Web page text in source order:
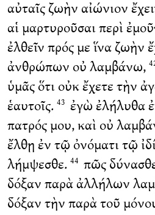
αὐταῖς ζωὴν αἰώνιον
αἱ μαρτυροῦσαι περὶ ἐμοῦ·
ἐλθεῖν πρός με ἵνα ζωὴν
ἀνθρώπων οὐ λαμβάνω,
ὑμᾶς ὅτι οὐκ ἔχετε τὴν
ἑαυτοῖς. 43 ἐγὼ ἐλήλυθα
πατρός μου, καὶ οὐ
ἔλθῃ ἐν τῷ ὀνόματι τῷ
λήμψεσθε. 44 πῶς
δόξαν παρὰ ἀλλήλων
δόξαν τὴν παρὰ τοῦ